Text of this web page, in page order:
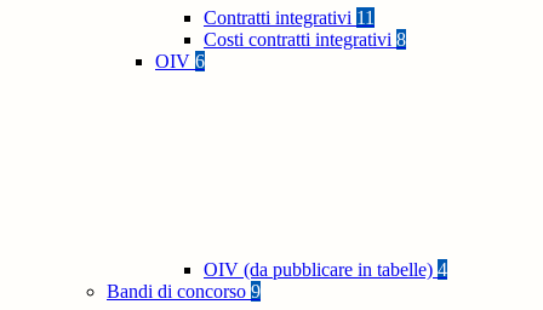
Contratti integrativi 11
Costi contratti integrativi 8
OIV 6
OIV (da pubblicare in tabelle) 4
Bandi di concorso 9